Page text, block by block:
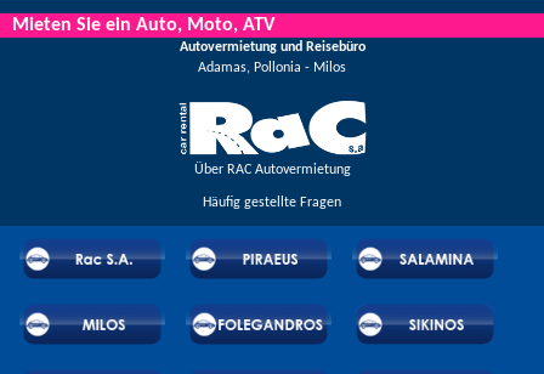
Mitarbeiter, sagen Sie uns Ihre Meinung und genießen Sie große Rabatte und
Angebote, die regelmäßig bekannt gegeben werden.
Mieten Sie ein Auto, Moto, ATV
Autovermietung und Reisebüro
Adamas, Pollonia - Milos
Über RAC Autovermietung
Häufig gestellte Fragen